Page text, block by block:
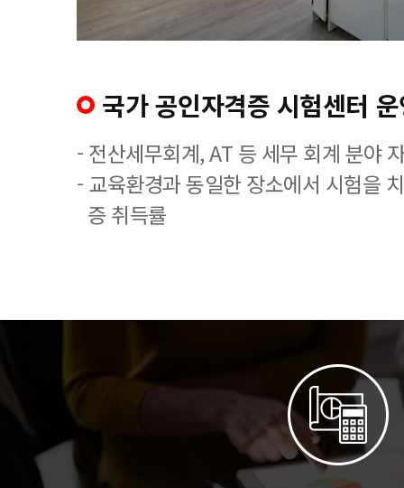
국가 공인자격증 시험센터
- 전산세무회계, AT 등 세무 회계 분야
- 교육환경과 동일한 장소에서 시험을
증 취득률